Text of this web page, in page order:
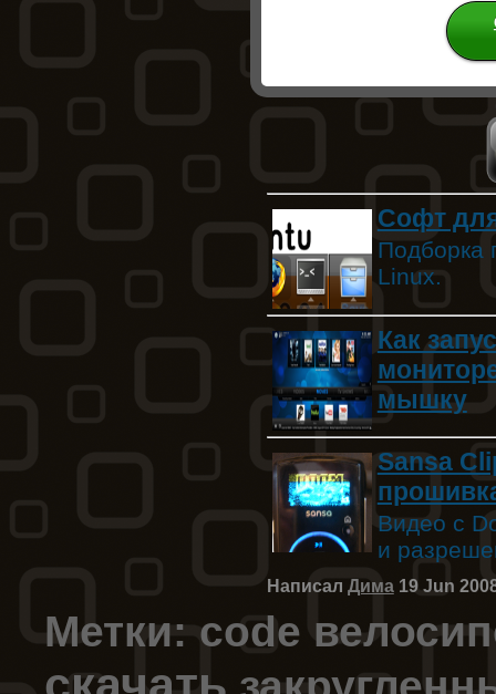
Софт
Подборка
Linux.
Как
мышку
Sansa
Видео с
и
Написал Дима19 Jun
Метки: code